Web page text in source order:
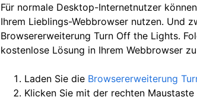
Für normale Desktop-Internetnutzer
Ihrem Lieblings-Webbrowser nutzen. Und
Browsererweiterung Turn Off the Lights.
kostenlose Lösung in Ihrem Webbrowser
Laden Sie die Browsererweiterung
Klicken Sie mit der rechten